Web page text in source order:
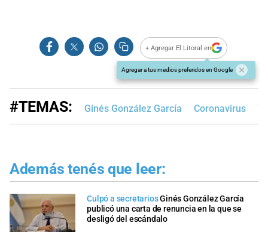
+ Agregar El Litoral en
Agregar a tus medios preferidos en Google
#TEMAS: Ginés González García Coronavirus
Además tenés que leer:
Culpó a secretariosGinés González García
publicó una carta de renuncia en la que se
desligó del escándalo